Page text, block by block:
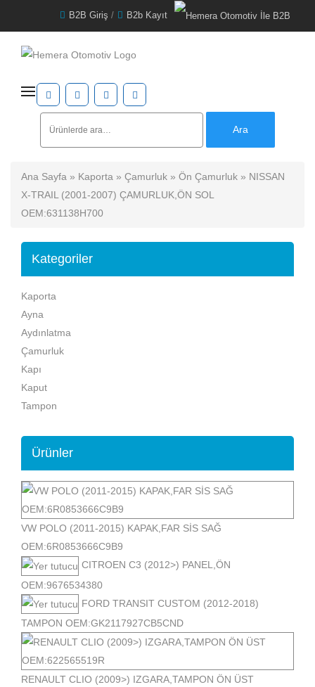
B2B Giriş / B2b Kayıt
Ara
Ana Sayfa » Kaporta » Çamurluk » Ön Çamurluk » NISSAN
X-TRAIL (2001-2007) ÇAMURLUK,ÖN SOL
OEM:631138H700
Kategoriler
Kaporta
Ayna
Aydınlatma
Çamurluk
Kapı
Kaput
Tampon
Ürünler
VW POLO (2011-2015) KAPAK,FAR SİS SAĞ
OEM:6R0853666C9B9
CITROEN C3 (2012>) PANEL,ÖN
OEM:9676534380
FORD TRANSIT CUSTOM (2012-2018)
TAMPON OEM:GK2117927CB5CND
RENAULT CLIO (2009>) IZGARA,TAMPON ÖN ÜST